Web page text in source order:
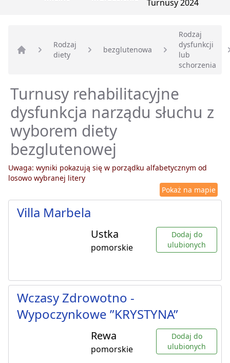
Strona główna
Rodzaj
diety
bezglutenowa
Rodzaj
dysfunkcji
lub
schorzenia
Turnusy rehabilitacyjne
dysfunkcja narządu słuchu z
wyborem diety
bezglutenowej
Uwaga: wyniki pokazują się w porządku alfabetycznym od
losowo wybranej litery
Pokaż na mapie
Villa Marbela
Ustka
pomorskie
Dodaj do
ulubionych
Wczasy Zdrowotno -
Wypoczynkowe ”KRYSTYNA”
Rewa
pomorskie
Dodaj do
ulubionych